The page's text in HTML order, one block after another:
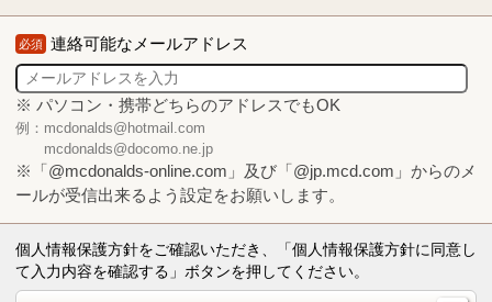
必須 連絡可能なメールアドレス
※ パソコン・携帯どちらのアドレスでもOK
例：mcdonalds@hotmail.com
mcdonalds@docomo.ne.jp
※「@mcdonalds-online.com」及び「@jp.mcd.com」からのメ
ールが受信出来るよう設定をお願いします。
個人情報保護方針をご確認いただき、「個人情報保護方針に同意し
て入力内容を確認する」ボタンを押してください。